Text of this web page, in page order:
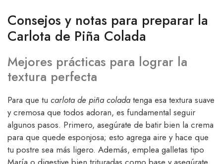
Consejos y notas para preparar la
Carlota de Piña Colada
Mejores prácticas para lograr la
textura perfecta
Para que tu carlota de piña colada tenga esa textura suave
y cremosa que todos adoran, es fundamental seguir
algunos pasos. Primero, asegúrate de batir bien la crema
para que quede esponjosa; esto agrega aire y hace que
tu postre sea más ligero. Además, emplea galletas tipo